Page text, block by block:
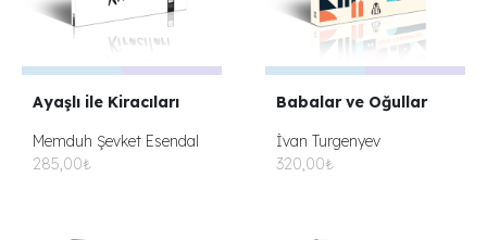
Ayaşlı ile Kiracıları
Memduh Şevket Esendal
285,00₺
Babalar ve Oğullar
İvan Turgenyev
320,00₺